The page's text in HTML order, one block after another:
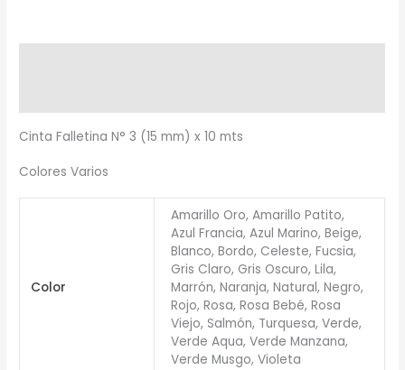
Cinta Falletina N° 3 (15 mm) x 10 mts
Colores Varios
Color
Amarillo Oro, Amarillo Patito,
Azul Francia, Azul Marino, Beige,
Blanco, Bordo, Celeste, Fucsia,
Gris Claro, Gris Oscuro, Lila,
Marrón, Naranja, Natural, Negro,
Rojo, Rosa, Rosa Bebé, Rosa
Viejo, Salmón, Turquesa, Verde,
Verde Aqua, Verde Manzana,
Verde Musgo, Violeta